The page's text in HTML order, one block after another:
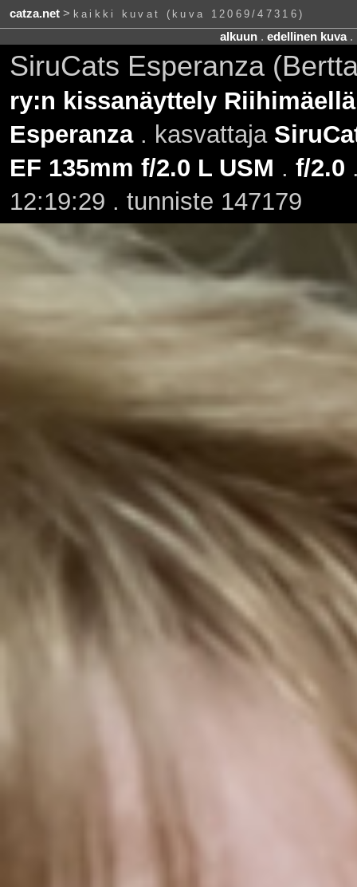
catza.net> kaikki kuvat (kuva 12069/47316)
alkuun. edellinen kuva.
SiruCats Esperanza
ry:n kissanäyttely Riihimäellä
Esperanza. kasvattaja
EF 135mm f/2.0 L USM . f/2.0
12:19:29 . tunniste 147179